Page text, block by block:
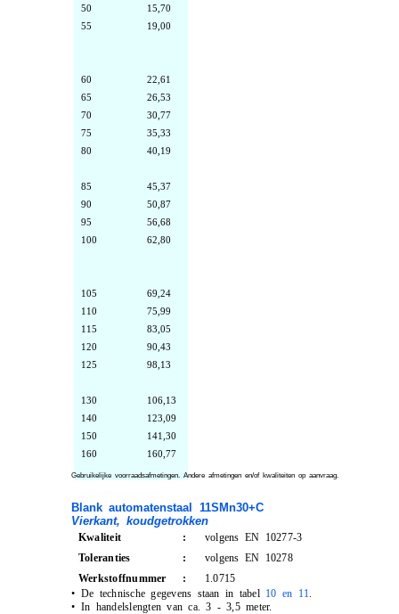
50
15,70
55
19,00
60
22,61
65
26,53
70
30,77
75
35,33
80
40,19
85
45,37
90
50,87
95
56,68
100
62,80
105
69,24
110
75,99
115
83,05
120
90,43
125
98,13
130
106,13
140
123,09
150
141,30
160
160,77
Gebruikelijke voorraadsafmetingen. Andere afmetingen en/of kwaliteiten op aanvraag.
Blank automatenstaal 11SMn30+C
Vierkant, koudgetrokken
Kwaliteit :
volgens EN 10277-3
Toleranties
:
volgens EN 10278
Werkstoffnummer
:
1.0715
• De technische gegevens staan in tabel 10 en 11
• In handelslengten van ca. 3 - 3,5 meter.